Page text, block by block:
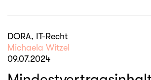
DORA, IT-Recht
Michaela Witzel
09.07.2024